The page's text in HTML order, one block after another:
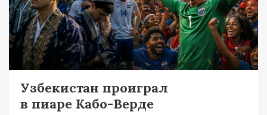
Узбекистан проиграл
в пиаре Кабо-Верде